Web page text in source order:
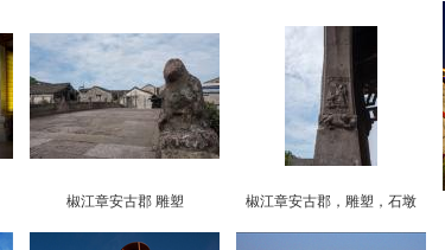
椒江章安古郡 雕塑 椒江章安古郡，雕塑，石墩